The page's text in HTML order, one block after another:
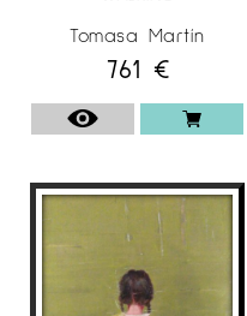
Galeria BENEDITO
«Tres pintors» Galeria
«Quadre històric»
Galeria JOAN
DE L’MON
Tomasa Martín
761 €